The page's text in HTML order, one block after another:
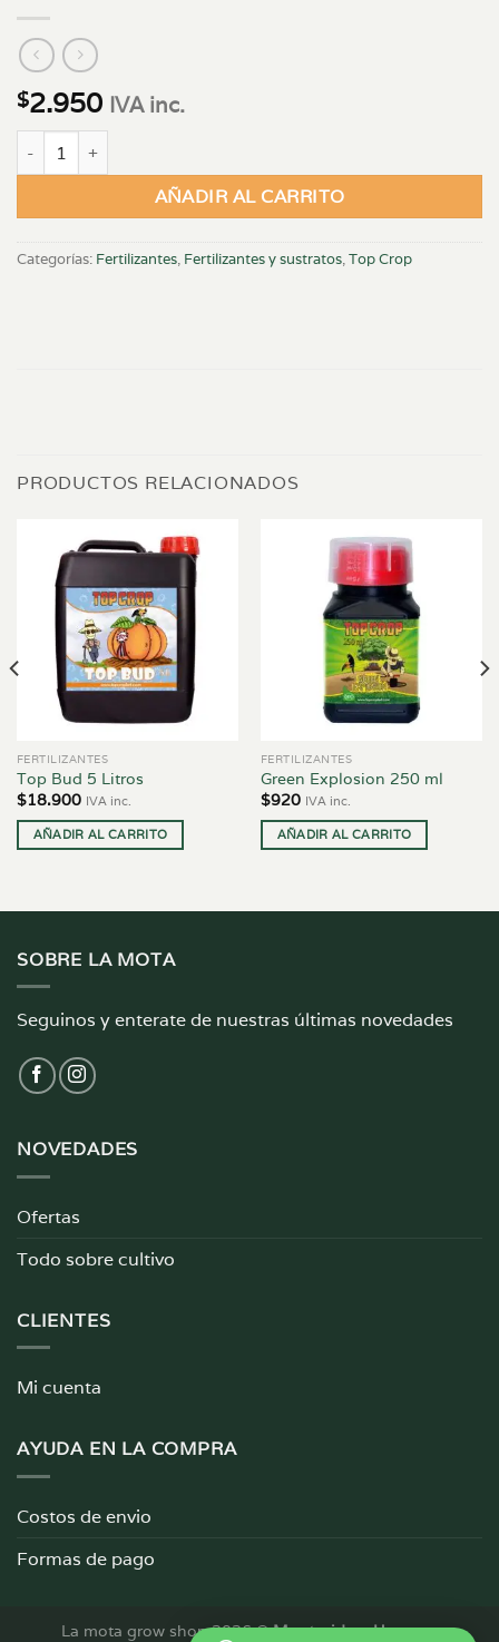
$2.950 IVA inc.
Top Fibra Coco A 5 Litros + Top Fibra Coco B 5 Litros cantidad
AÑADIR AL CARRITO
Categorías: Fertilizantes, Fertilizantes y sustratos,Top Crop
PRODUCTOS RELACIONADOS
FERTILIZANTES
Top Bud 5 Litros
$18.900 IVA inc.
AÑADIR AL CARRITO
FERTILIZANTES
Green Explosion 250 ml
$920 IVA inc.
AÑADIR AL CARRITO
SOBRE LA MOTA
Seguinos y enterate de nuestras últimas novedades
NOVEDADES
Ofertas
Todo sobre cultivo
CLIENTES
Mi cuenta
AYUDA EN LA COMPRA
Costos de envio
Formas de pago
La mota grow shop 2026 ©Montevideo, Uruguay